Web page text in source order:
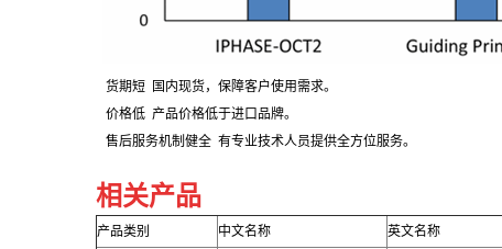
货期短 国内现货，保障客户使用需求。
价格低 产品价格低于进口品牌。
售后服务机制健全 有专业技术人员提供全方位服务。
相关产品
产品类别 中文名称 英文名称